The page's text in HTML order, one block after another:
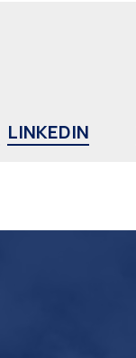
LINKEDIN